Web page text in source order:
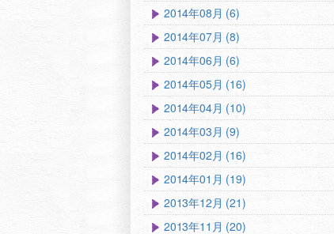
2014年08月 (6)
2014年07月 (8)
2014年06月 (6)
2014年05月 (16)
2014年04月 (10)
2014年03月 (9)
2014年02月 (16)
2014年01月 (19)
2013年12月 (21)
2013年11月 (20)